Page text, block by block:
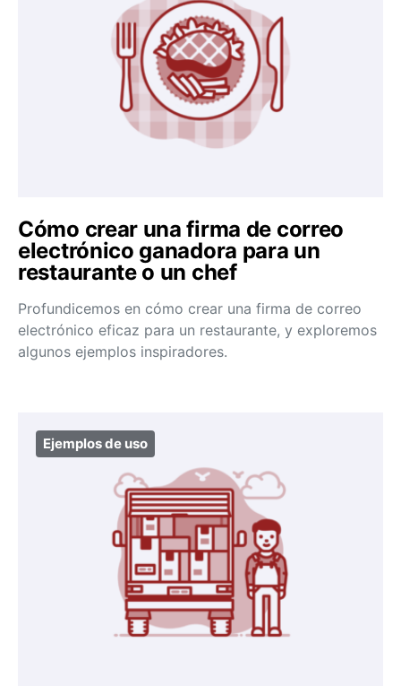
Cómo crear una firma de correo
electrónico ganadora para un
restaurante o un chef
Profundicemos en cómo crear una firma de correo
electrónico eficaz para un restaurante, y exploremos
algunos ejemplos inspiradores.
Ejemplos de uso